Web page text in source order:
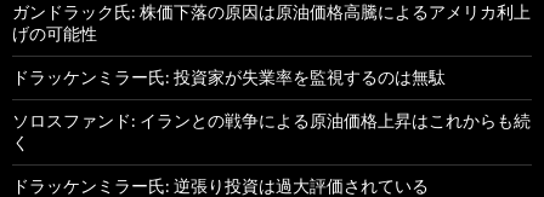
ガンドラック氏: 株価下落の原因は原油価格高騰によるアメリカ利上
げの可能性
ドラッケンミラー氏: 投資家が失業率を監視するのは無駄
ソロスファンド: イランとの戦争による原油価格上昇はこれからも続
く
ドラッケンミラー氏: 逆張り投資は過大評価されている